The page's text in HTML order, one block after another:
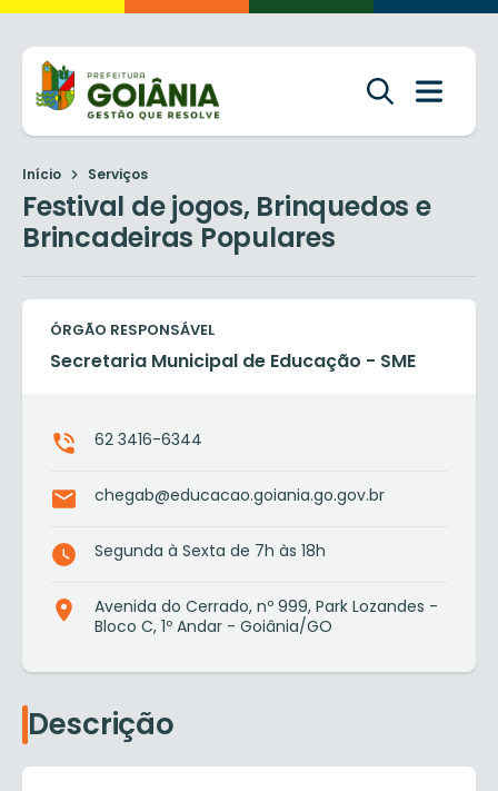
Início Serviços
Festival de jogos, Brinquedos e
Brincadeiras Populares
ÓRGÃO RESPONSÁVEL
Secretaria Municipal de Educação - SME
62 3416-6344
chegab@educacao.goiania.go.gov.br
Segunda à Sexta de 7h às 18h
Avenida do Cerrado, nº 999, Park Lozandes -
Bloco C, 1º Andar - Goiânia/GO
Descrição